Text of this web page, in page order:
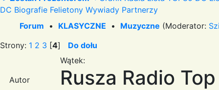
DC Biografie Felietony Wywiady Partnerzy
Forum • KLASYCZNE • Muzyczne (Moderator:
Strony: 1 2 3 [4] Do dołu
Autor
Wątek:
Rusza Radio